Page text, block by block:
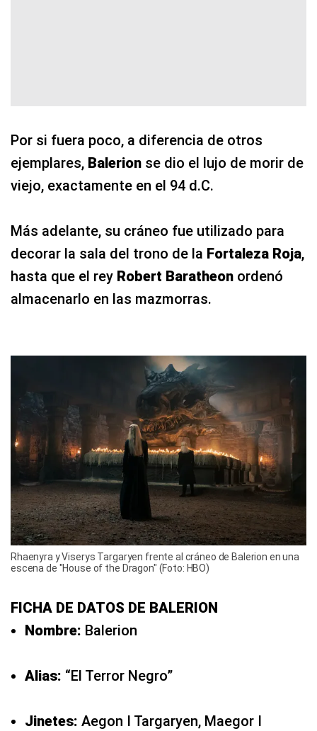
Por si fuera poco, a diferencia de otros
ejemplares, Balerion se dio el lujo de morir de
viejo, exactamente en el 94 d.C.
Más adelante, su cráneo fue utilizado para
decorar la sala del trono de la Fortaleza Roja,
hasta que el rey Robert Baratheon ordenó
almacenarlo en las mazmorras.
Rhaenyra y Viserys Targaryen frente al cráneo de Balerion en una
escena de "House of the Dragon" (Foto: HBO)
FICHA DE DATOS DE BALERION
Nombre: Balerion
Alias: “El Terror Negro”
Jinetes: Aegon I Targaryen, Maegor I